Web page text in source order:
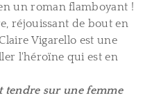
un roman flamboyant !
réjouissant de bout en
Vigarello est une
l'héroïne qui est en
tendre sur une femme